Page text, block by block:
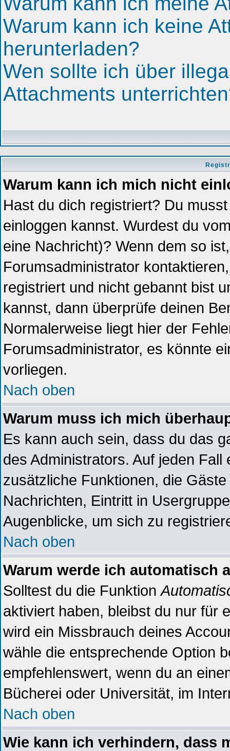
Warum kann ich keine
herunterladen?
Wen sollte ich über
Attachments
Warum kann ich mich nicht
Hast du dich registriert? Du
einloggen kannst. Wurdest du
eine Nachricht)? Wenn dem so
Forumsadministrator
registriert und nicht gebannt bist
kannst, dann überprüfe deinen
Normalerweise liegt hier der
Forumsadministrator, es könnte
vorliegen.
Nach oben
Warum muss ich mich
Es kann auch sein, dass du das
des Administrators. Auf jeden
zusätzliche Funktionen, die
Nachrichten, Eintritt in
Augenblicke, um sich zu
Nach oben
Warum werde ich automatisch
Solltest du die Funktion
aktiviert haben, bleibst du nur für
wird ein Missbrauch deines
wähle die entsprechende Option
empfehlenswert, wenn du an
Bücherei oder Universität, im
Nach oben
Wie kann ich verhindern, dass